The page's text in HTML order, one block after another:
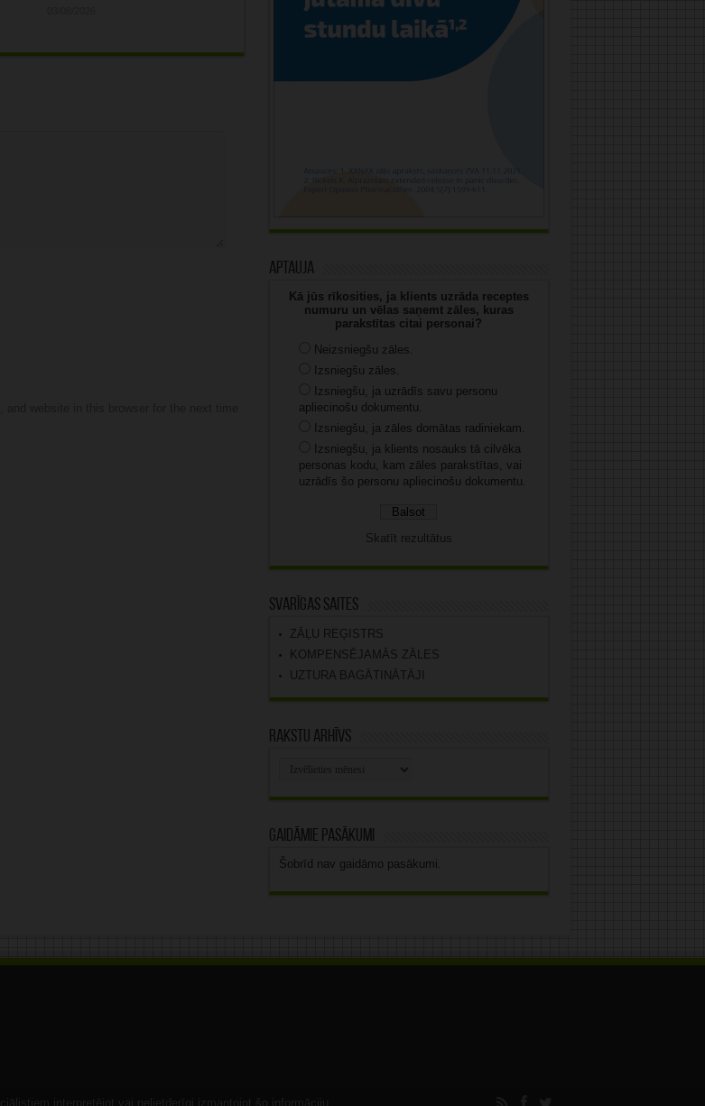
Aptauja
Kā jūs rīkosities, ja klients uzrāda receptes
numuru un vēlas saņemt zāles, kuras
parakstītas citai personai?
Neizsniegšu zāles.
Izsniegšu zāles.
Izsniegšu, ja uzrādīs savu personu
apliecinošu dokumentu.
Izsniegšu, ja zāles domātas radiniekam.
Izsniegšu, ja klients nosauks tā cilvēka
personas kodu, kam zāles parakstītas, vai
uzrādīs šo personu apliecinošu dokumentu.
Skatīt rezultātus
Svarīgas saites
ZĀĻU REĢISTRS
KOMPENSĒJAMĀS ZĀLES
UZTURA BAGĀTINĀTĀJI
Rakstu arhīvs
Gaidāmie pasākumi
Šobrīd nav gaidāmo pasākumi.
interpretējot vai nelietderīgi izmantojot šo informāciju.